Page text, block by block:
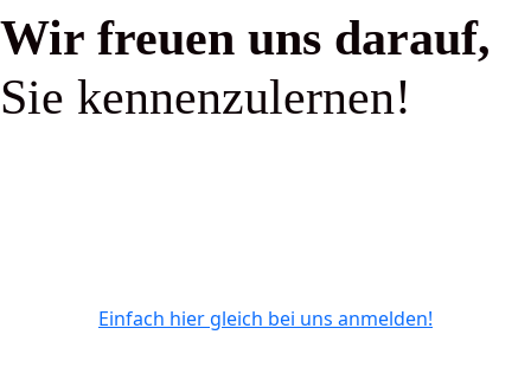
Wir freuen uns darauf,
Sie kennenzulernen!
Einfach hier gleich bei uns anmelden!